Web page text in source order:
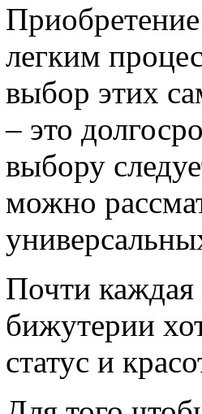
легким
выбор этих
– это
выбору
можно
Почти каждая
бижутерии
статус и